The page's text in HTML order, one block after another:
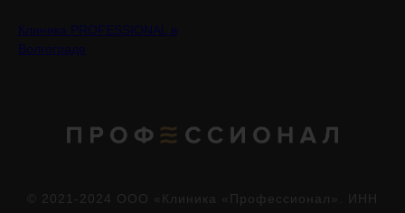
Клиника PROFESSIONAL в
Волгограде
© 2021-2024 ООО «Клиника «Профессионал». ИНН